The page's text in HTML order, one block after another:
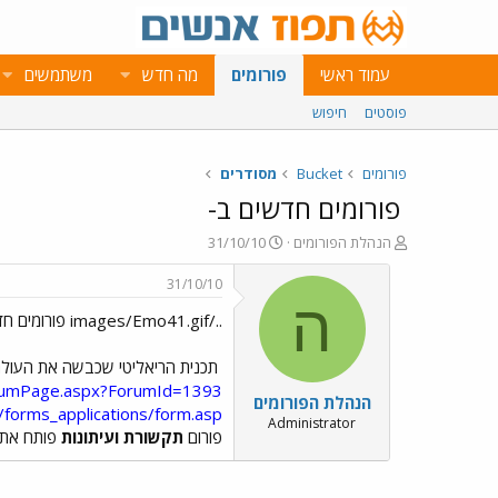
עמוד ראשי פורומים מה חדש משתמשים
פוסטים חיפוש
פורומים Bucket מסודרים
פורומים חדשים ב-
פ
ו
הנהלת הפורומים
פ
ו
ס
ם
ב
ת
ר
31/10/10
ה
הנהלת הפורומים
Administrator
31/10/10
../images/Emo41.gif פורומים חדשים ב-../images/Emo43.gif ../images/Emo41.gif
תכנית הריאליטי שכבשה את
form.asp
פורום תקשורת ועיתונות פותח